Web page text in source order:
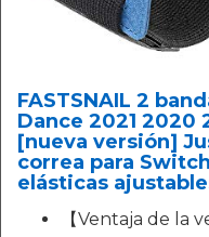
FASTSNAIL 2
Dance 2021 2020
[nueva versión]
correa para
elásticas
【Ventaja de la